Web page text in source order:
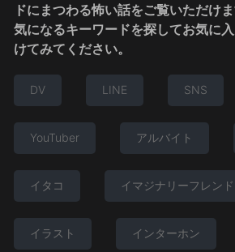
ドにまつわる怖い話をご覧いただけま
気になるキーワードを探してお気に
けてみてください。
DV LINE SNS
YouTuber アルバイト
イタコ イマジナリーフレンド
イラスト インターホン